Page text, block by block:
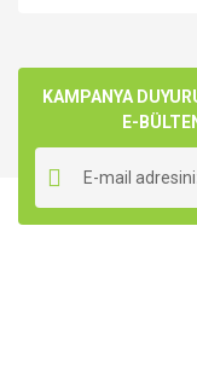
kullanarak
Görüş ve
Ürün resmi
Ürün
Ürün bilgilerinde
Ürün fiyatı
KAMPANYA
E-